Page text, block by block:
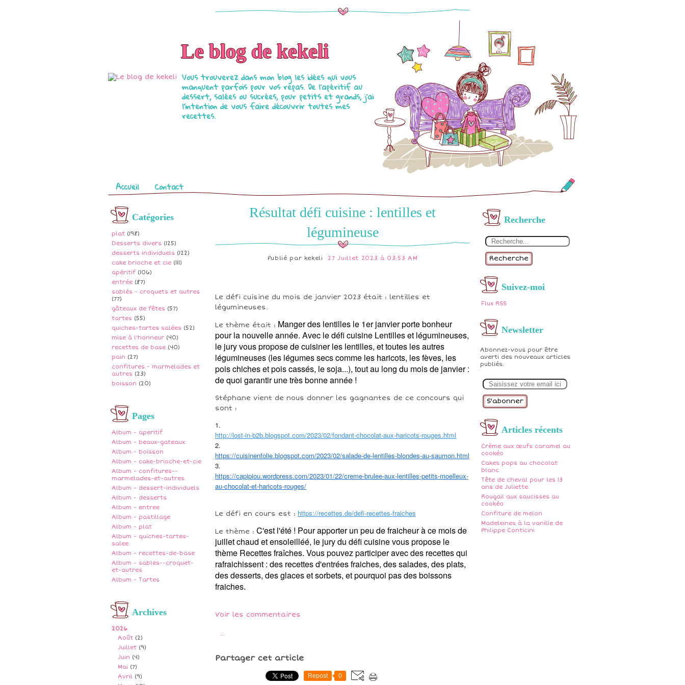
Le blog de kekeli
Vous trouverez dans mon blog les idées qui vous
manquent parfois pour vos repas. De l'apéritif au
dessert, salées ou sucrées, pour petits et grands, j'ai
l'intention de vous faire découvrir toutes mes
recettes.
Pages
Accueil Contact
Catégories
plat (198)
Desserts divers (125)
desserts individuels (122)
cake brioche et cie (111)
apéritif (106)
entrée (87)
sablés - croquets et autres
(77)
gâteaux de fêtes (57)
tartes (55)
quiches-tartes salées (52)
mise à l'honneur (40)
recettes de base (40)
pain (27)
confitures - marmelades et
autres (23)
boisson (20)
Pages
Album - aperitif
Album - beaux-gateaux
Album - boisson
Album - cake-brioche-et-cie
Album - confitures--
marmelades-et-autres
Album - dessert-individuels
Album - desserts
Album - entree
Album - pastillage
Album - plat
Album - quiches-tartes-
salee
Album - recettes-de-base
Album - sables--croquet-
et-autres
Album - Tartes
Archives
2026
Août (2)
Juillet (9)
Juin (4)
Mai (7)
Avril (9)
Recherche
Recherche
Suivez-moi
Flux RSS
Newsletter
Abonnez-vous pour être
averti des nouveaux articles
publiés.
m
Articles récents
Crème aux œufs caramel au
cookéo
Cakes pops au chocolat
blanc
Tête de cheval pour les 13
ans de Juliette
Rougail aux saucisses au
cookéo
Confiture de melon
Madeleines à la vanille de
Philippe Conticini
Résultat défi cuisine : lentilles et
légumineuse
Publié par kekeli 27 Juillet 2023 à 03:53 AM
Le défi cuisine du mois de janvier 2023 était : lentilles et
légumineuses.
Le thème était : Manger des lentilles le 1er janvier porte bonheur
pour la nouvelle année. Avec le défi cuisine Lentilles et légumineuses,
le jury vous propose de cuisiner les lentilles, et toutes les autres
légumineuses (les légumes secs comme les haricots, les fèves, les
pois chiches et pois cassés, le soja...), tout au long du mois de janvier :
de quoi garantir une très bonne année !
Stéphane vient de nous donner les gagnantes de ce concours qui
sont :
1.
http://lost-in-b2b.blogspot.com/2023/02/fondant-chocolat-aux-haricots-rouges.html
2.
https://cuisinenfolie.blogspot.com/2023/02/salade-de-lentilles-blondes-au-saumon.html
3.
https://capipiou.wordpress.com/2023/01/22/creme-brulee-aux-lentilles-petits-moelleux-
au-chocolat-et-haricots-rouges/
Le défi en cours est : https://recettes.de/defi-recettes-fraiches
Le thème : C'est l'été ! Pour apporter un peu de fraicheur à ce mois de
juillet chaud et ensoleilléé, le jury du défi cuisine vous propose le
thème Recettes fraîches. Vous pouvez participer avec des recettes qui
rafraichissent : des recettes d'entrées fraiches, des salades, des plats,
des desserts, des glaces et sorbets, et pourquoi pas des boissons
fraiches.
Voir les commentaires
…
Partager cet article
Repost 0